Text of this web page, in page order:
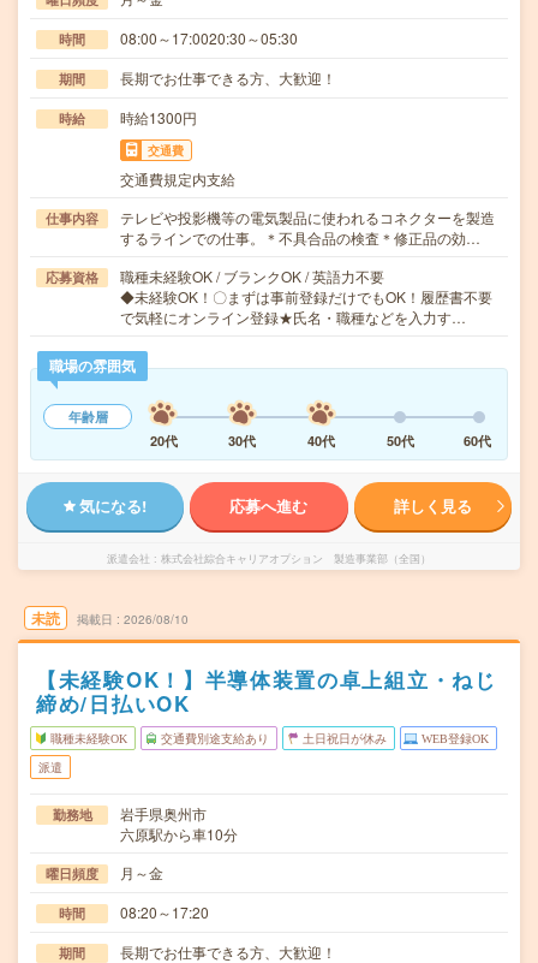
時間 08:00～17:0020:30～05:30
期間 長期でお仕事できる方、大歓迎！
時給 時給1300円
交通費
交通費規定内支給
仕事内容
テレビや投影機等の電気製品に使われるコネクターを製造
するラインでの仕事。＊不具合品の検査＊修正品の効…
応募資格
職種未経験OK / ブランクOK / 英語力不要
◆未経験OK！〇まずは事前登録だけでもOK！履歴書不要
で気軽にオンライン登録★氏名・職種などを入力す…
職場の雰囲気
年齢層
20代
30代 40代 50代 60代
気になる! 応募へ進む 詳しく見る
派遣会社 株式会社綜合キャリアオプション 製造事業部（全国）
未読 掲載日 2026/08/10
【未経験OK！】半導体装置の卓上組立・ねじ
締め/日払いOK
職種未経験OK 交通費別途支給あり 土日祝日が休み WEB登録OK
派遣
勤務地
岩手県奥州市
六原駅から車10分
曜日頻度 月～金
時間 08:20～17:20
期間 長期でお仕事できる方、大歓迎！